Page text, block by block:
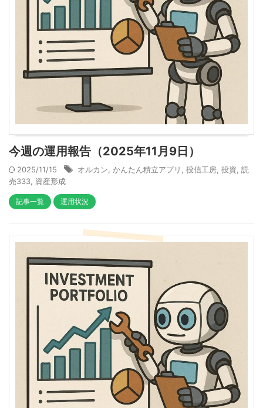
今週の運用報告（2025年11月9日）
2025/11/15 オルカン かんたん積立アプリ 投信工房 投資 読
売333 資産形成
記事一覧 運用状況